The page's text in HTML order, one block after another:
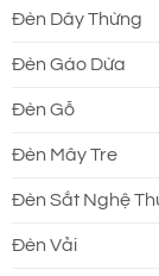
Đèn Dây Thừng
Đèn Gáo Dừa
Đèn Gỗ
Đèn Mây Tre
Đèn Sắt Nghệ
Đèn Vải